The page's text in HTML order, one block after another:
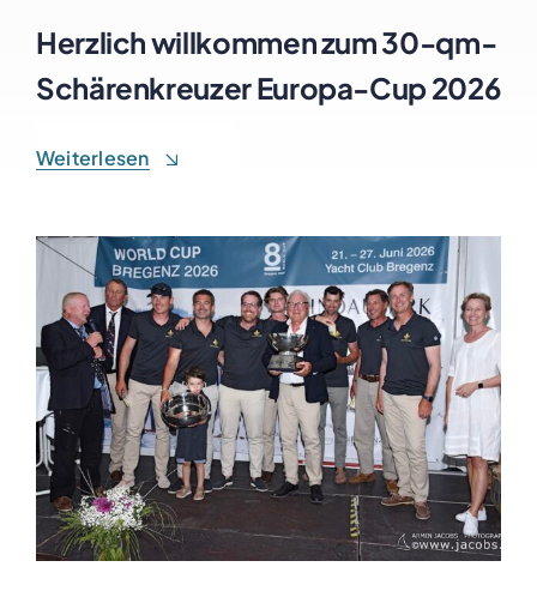
Herzlich willkommen zum 30-qm-
Schärenkreuzer Europa-Cup 2026
Weiterlesen